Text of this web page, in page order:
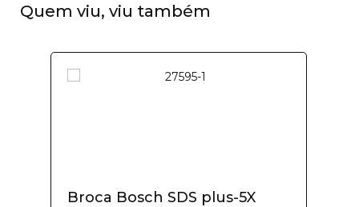
Quem viu, viu também
Broca Bosch SDS plus-5X